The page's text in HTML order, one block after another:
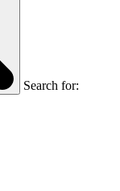
Search for: